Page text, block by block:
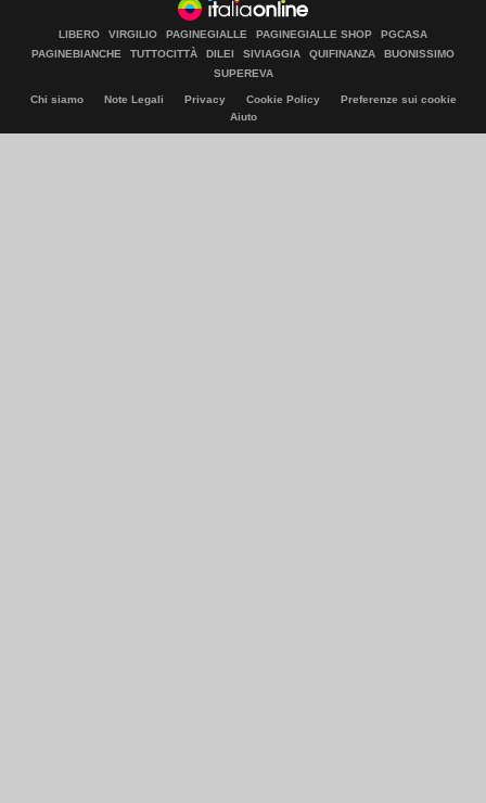
LIBERO VIRGILIO PAGINEGIALLE PAGINEGIALLE SHOP
PGCASA
PAGINEBIANCHE
TUTTOCITTÀ DILEI SIVIAGGIA QUIFINANZA
BUONISSIMO
SUPEREVA
Chi siamo Note Legali Privacy Cookie Policy
Preferenze sui cookie
Aiuto